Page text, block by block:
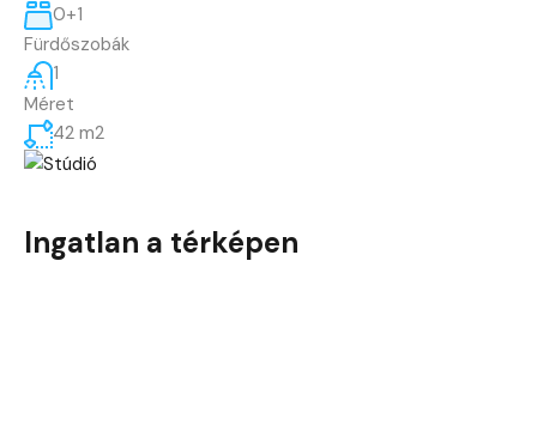
0+1
Fürdőszobák
1
Méret
42 m2
Ingatlan a térképen